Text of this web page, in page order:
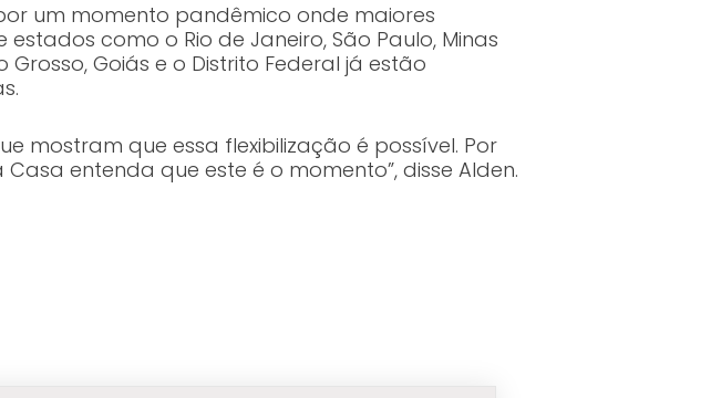
um momento pandêmico onde maiores
como o Rio de Janeiro, São Paulo, Minas
Goiás e o Distrito Federal já estão
mostram que essa flexibilização é possível. Por
entenda que este é o momento”, disse Alden.